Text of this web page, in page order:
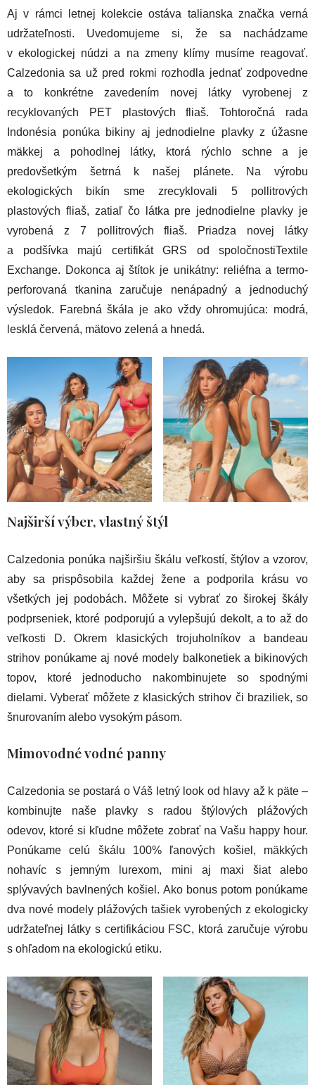
Aj v rámci letnej kolekcie ostáva talianska značka verná
udržateľnosti. Uvedomujeme si, že sa nachádzame
v ekologickej núdzi a na zmeny klímy musíme reagovať.
Calzedonia sa už pred rokmi rozhodla jednať zodpovedne
a to konkrétne zavedením novej látky vyrobenej z
recyklovaných PET plastových fliaš. Tohtoročná rada
Indonésia ponúka bikiny aj jednodielne plavky z úžasne
mäkkej a pohodlnej látky, ktorá rýchlo schne a je
predovšetkým šetrná k našej plánete. Na výrobu
ekologických bikín sme zrecyklovali 5 pollitrových
plastových fliaš, zatiaľ čo látka pre jednodielne plavky je
vyrobená z 7 pollitrových fliaš. Priadza novej látky
a podšívka majú certifikát GRS od spoločnostiTextile
Exchange. Dokonca aj štítok je unikátny: reliéfna a termo-
perforovaná tkanina zaručuje nenápadný a jednoduchý
výsledok. Farebná škála je ako vždy ohromujúca: modrá,
lesklá červená, mätovo zelená a hnedá.
Najširší výber, vlastný štýl
Calzedonia ponúka najširšiu škálu veľkostí, štýlov a vzorov,
aby sa prispôsobila každej žene a podporila krásu vo
všetkých jej podobách. Môžete si vybrať zo širokej škály
podprseniek, ktoré podporujú a vylepšujú dekolt, a to až do
veľkosti D. Okrem klasických trojuholníkov a bandeau
strihov ponúkame aj nové modely balkonetiek a bikinových
topov, ktoré jednoducho nakombinujete so spodnými
dielami. Vyberať môžete z klasických strihov či braziliek, so
šnurovaním alebo vysokým pásom.
Mimovodné vodné panny
Calzedonia se postará o Váš letný look od hlavy až k päte –
kombinujte naše plavky s radou štýlových plážových
odevov, ktoré si kľudne môžete zobrať na Vašu happy hour.
Ponúkame celú škálu 100% ľanových košiel, mäkkých
nohavíc s jemným lurexom, mini aj maxi šiat alebo
splývavých bavlnených košiel. Ako bonus potom ponúkame
dva nové modely plážových tašiek vyrobených z ekologicky
udržateľnej látky s certifikáciou FSC, ktorá zaručuje výrobu
s ohľadom na ekologickú etiku.